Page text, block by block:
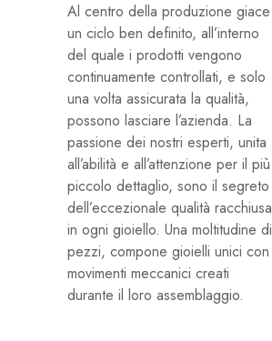
Al centro della produzione giace
un ciclo ben definito, all’interno
del quale i prodotti vengono
continuamente controllati, e solo
una volta assicurata la qualità,
possono lasciare l’azienda. La
passione dei nostri esperti, unita
all’abilità e all’attenzione per il più
piccolo dettaglio, sono il segreto
dell’eccezionale qualità racchiusa
in ogni gioiello. Una moltitudine di
pezzi, compone gioielli unici con
movimenti meccanici creati
durante il loro assemblaggio.